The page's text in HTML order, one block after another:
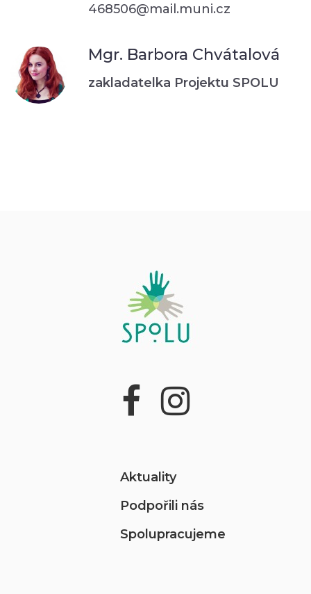
468506@mail.muni.cz
Mgr. Barbora Chvátalová
zakladatelka Projektu SPOLU
Aktuality
Podpořili nás
Spolupracujeme